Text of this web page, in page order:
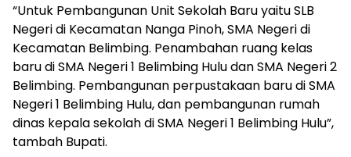
“Untuk Pembangunan Unit Sekolah Baru yaitu SLB
Negeri di Kecamatan Nanga Pinoh, SMA Negeri di
Kecamatan Belimbing. Penambahan ruang kelas
baru di SMA Negeri 1 Belimbing Hulu dan SMA Negeri 2
Belimbing. Pembangunan perpustakaan baru di SMA
Negeri 1 Belimbing Hulu, dan pembangunan rumah
dinas kepala sekolah di SMA Negeri 1 Belimbing Hulu”,
tambah Bupati.